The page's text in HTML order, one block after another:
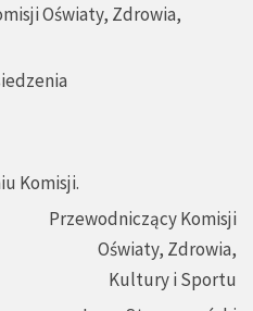
Oświaty, Zdrowia,
Komisji.
Przewodniczący Komisji
Oświaty, Zdrowia,
Kultury i Sportu